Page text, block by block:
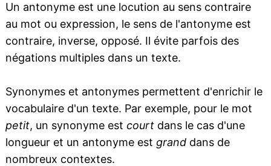
Un antonyme est une locution au sens contraire
au mot ou expression, le sens de l'antonyme est
contraire, inverse, opposé. Il évite parfois des
négations multiples dans un texte.
Synonymes et antonymes permettent d'enrichir le
vocabulaire d'un texte. Par exemple, pour le mot
petit, un synonyme est courtdans le cas d'une
longueur et un antonyme est granddans de
nombreux contextes.